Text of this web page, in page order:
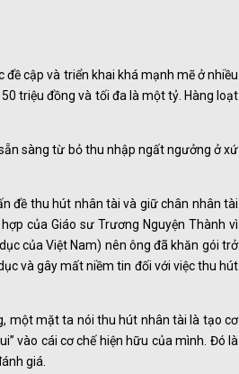
cập và triển khai khá mạnh mẽ ở nhiều
triệu đồng và tối đa là một tỷ. Hàng loạt
sàng từ bỏ thu nhập ngất ngưởng ở xứ
đề thu hút nhân tài và giữ chân nhân tài
của Giáo sư Trương Nguyện Thành vì
của Việt Nam) nên ông đã khăn gói trở
và gây mất niềm tin đối với việc thu hút
một mặt ta nói thu hút nhân tài là tạo cơ
vào cái cơ chế hiện hữu của mình. Đó là
giá.